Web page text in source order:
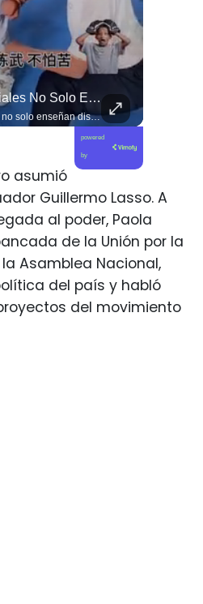
Las Artes Marciales No Solo Enseñan Disciplinas A Los Niños Y Niñas Si No También Ser Honorables #deporte Felicidades Maestro @shaoxi15
Las artes marciales no solo enseñan disciplinas a los niños y niñas si no también ser honorables #deporte felicidades maestro @shaoxi15
powered
by
asumió
Guillermo Lasso. A
al poder, Paola
de la Unión por la
la Asamblea Nacional,
del país y habló
del movimiento